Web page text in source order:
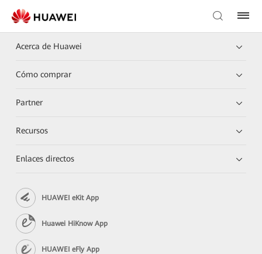
Acerca de Huawei
Cómo comprar
Partner
Recursos
Enlaces directos
HUAWEI eKit App
Huawei HiKnow App
HUAWEI eFly App